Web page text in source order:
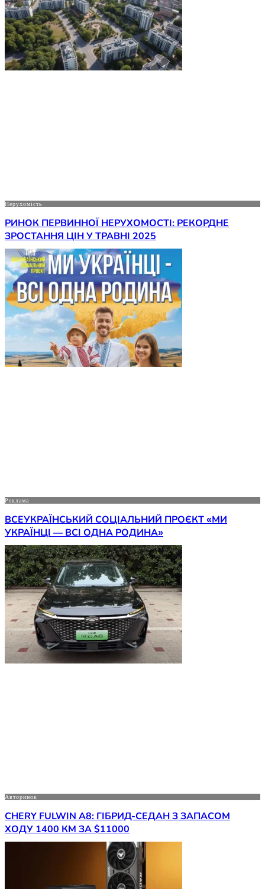
Нерухомість
РИНОК ПЕРВИННОЇ НЕРУХОМОСТІ: РЕКОРДНЕ
ЗРОСТАННЯ ЦІН У ТРАВНІ 2025
Реклама
ВСЕУКРАЇНСЬКИЙ СОЦІАЛЬНИЙ ПРОЄКТ «МИ
УКРАЇНЦІ — ВСІ ОДНА РОДИНА»
Авторинок
CHERY FULWIN A8: ГІБРИД-СЕДАН З ЗАПАСОМ
ХОДУ 1400 КМ ЗА $11000